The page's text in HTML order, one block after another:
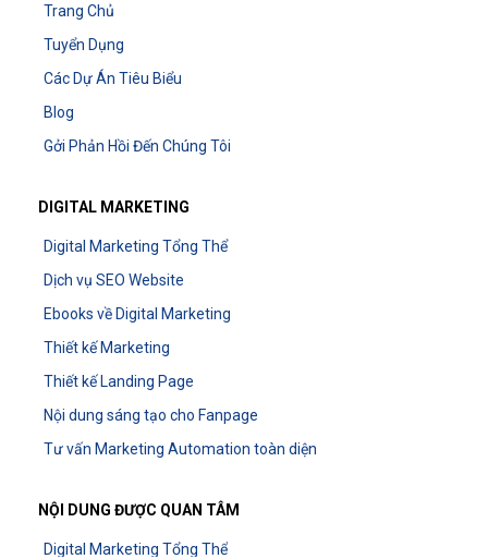
Trang Chủ
Tuyển Dụng
Các Dự Án Tiêu Biểu
Blog
Gởi Phản Hồi Đến Chúng Tôi
DIGITAL MARKETING
Digital Marketing Tổng Thể
Dịch vụ SEO Website
Ebooks về Digital Marketing
Thiết kế Marketing
Thiết kế Landing Page
Nội dung sáng tạo cho Fanpage
Tư vấn Marketing Automation toàn diện
NỘI DUNG ĐƯỢC QUAN TÂM
Digital Marketing Tổng Thể